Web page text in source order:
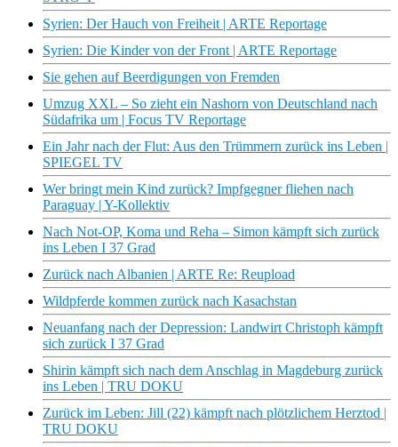
Syrien: Der Hauch von Freiheit | ARTE Reportage
Syrien: Die Kinder von der Front | ARTE Reportage
Sie gehen auf Beerdigungen von Fremden
Umzug XXL – So zieht ein Nashorn von Deutschland nach
Südafrika um | Focus TV Reportage
Ein Jahr nach der Flut: Aus den Trümmern zurück ins Leben |
SPIEGEL TV
Wer bringt mein Kind zurück? Impfgegner fliehen nach
Paraguay | Y-Kollektiv
Nach Not-OP, Koma und Reha – Simon kämpft sich zurück
ins Leben I 37 Grad
Zurück nach Albanien | ARTE Re: Reupload
Wildpferde kommen zurück nach Kasachstan
Neuanfang nach der Depression: Landwirt Christoph kämpft
sich zurück I 37 Grad
Shirin kämpft sich nach dem Anschlag in Magdeburg zurück
ins Leben | TRU DOKU
Zurück im Leben: Jill (22) kämpft nach plötzlichem Herztod |
TRU DOKU